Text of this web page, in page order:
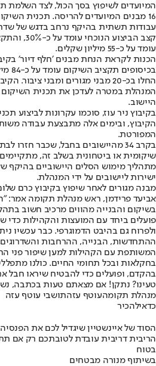
המיועדים לשיפוץ בסך הכול, לצד השלמת
16 מבנים המיועדים להריסה. תכנית
עבודות תשתית בהיקף נרחב בדגש של
קצב הביצוע
עומד על כ-55 מיליון שקלים.
הכנות לקראת הנחת מבנים ׳חלף דיור׳
החלו בכ-20 מבני מגורים ומבני
המנהלת במטרה לעדכן את תכנית השיקום
היישוב.
בקיבוץ ניר עוז, סוכמו עקרונות לביצוע
הקיבוץ, ובימים אלה מתבצעת עבודה
המפורטת.
בקרב 34 מהיישובים בחבל, שכבר חזרו
שיקומית או ביטחונית בשלב זה,
ישירות ליישובים על ידי המנהלת.
מבנה מגורים לאחר שיפוץ בקיבוץ כרם
אביעד פרידמן, ראש מנהלת תקומה
בשיקום והבנייה מהווים מרכיב חשוב
פועלים ביחד עם המועצות והקהילות כדי
ולפרוח גם בהיבט הדמוגרפי. כבר עכשיו
ההתחדשות, הבנייה, ההרחבות
המשותפת עם הקהילות למען שיפור פני
בחקלאות ובכל תחומי החיים. כולנו
בהקדם, ופועלים כדי להבטיח שיראו חבל
טעינו? נתקן! אם מצאתם טעות בכתבה,
מנהלת תקומהעוטף עזהתושבי עוטף עזה
כדאילהכיר
הסוד של איינשטיין שיגדיל לכם את הפנסיה
הריבית דריבית עובדת לטובתכם רק אם
בטוח
בשיתוף מנורה מבטחים